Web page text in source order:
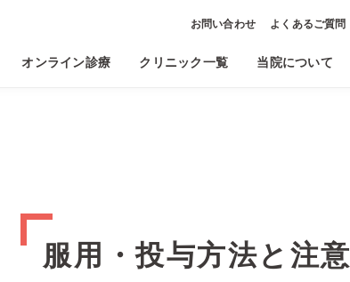
オンライン診療 クリニック一覧 当院について
お問い合わせ よくあるご質問
服用・投与方法と注